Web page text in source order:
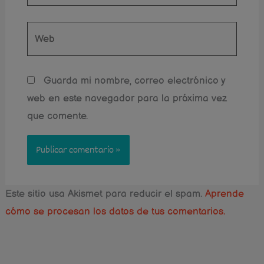
Guarda mi nombre, correo electrónico y
web en este navegador para la próxima vez
que comente.
Este sitio usa Akismet para reducir el spam.Aprende
cómo se procesan los datos de tus comentarios.